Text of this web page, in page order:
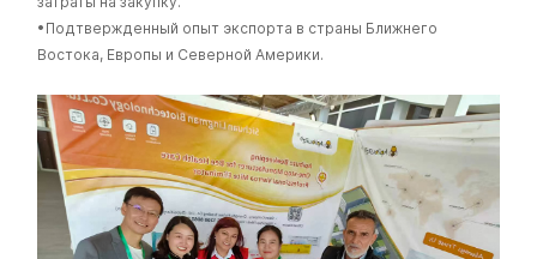
•Подтвержденный опыт экспорта в страны Ближнего
Востока, Европы и Северной Америки.